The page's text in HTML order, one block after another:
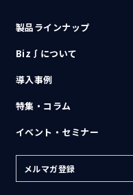
製品ラインナップ
Biz∫について
導入事例
特集・コラム
イベント・セミナー
メルマガ登録